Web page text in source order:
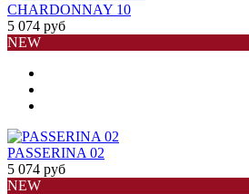
CHARDONNAY 10
5 074 руб
NEW
PASSERINA 02
5 074 руб
NEW